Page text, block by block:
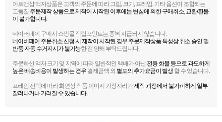
아트앤샵 액자상품은 고객의 주문에 따라 그림, 크기, 프레임, 기타 옵션이 조합되는
고품질 주문제작 상품으로 제작이 시작된 이후에는 변심에 의한 구매취소, 교환/환불
이 불가합니다.
네이버페이 구매시 쇼핑몰 적립포인트는 중복 지급되지 않습니다.
네이버페이 주문취소 신청 시 제작이 시작된 경우 주문제작상품 특성상 취소 승인 및
반품 자동 수거지시가 불가능한 점 양해 부탁드립니다.
주문하신 액자 크기 및 지역에 따라 일반적인 택배가 아닌 전용 화물 등으로 과도하게
높은 배송비용이 발생하는 경우 결제금액 외 별도의 추가요금이 발생 할 수 있습니다.
프레임 선택에 따라 화면상 작품 이미지 가장자리가제작 과정에서 불가피하게 일부
잘려나거나 가려질 수 있습니다.